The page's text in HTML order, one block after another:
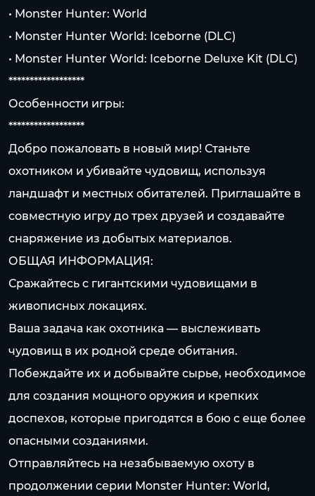
• Monster Hunter: World
• Monster Hunter World: Iceborne (DLC)
• Monster Hunter World: Iceborne Deluxe Kit (DLC)
******************
Особенности игры:
******************
Добро пожаловать в новый мир! Станьте
охотником и убивайте чудовищ, используя
ландшафт и местных обитателей. Приглашайте в
совместную игру до трех друзей и создавайте
снаряжение из добытых материалов.
ОБЩАЯ ИНФОРМАЦИЯ:
Сражайтесь с гигантскими чудовищами в
живописных локациях.
Ваша задача как охотника — выслеживать
чудовищ в их родной среде обитания.
Побеждайте их и добывайте сырье, необходимое
для создания мощного оружия и крепких
доспехов, которые пригодятся в бою с еще более
опасными созданиями.
Отправляйтесь на незабываемую охоту в
продолжении серии Monster Hunter: World,